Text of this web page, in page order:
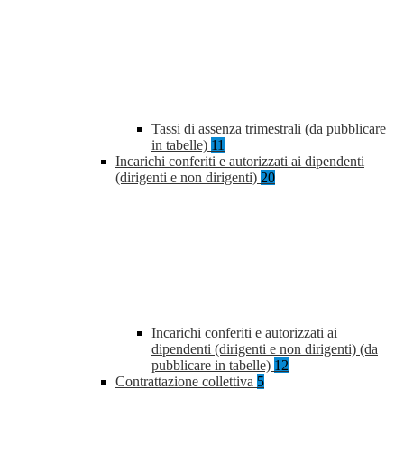
Tassi di assenza trimestrali (da pubblicare
in tabelle) 11
Incarichi conferiti e autorizzati ai dipendenti
(dirigenti e non dirigenti) 20
Incarichi conferiti e autorizzati ai
dipendenti (dirigenti e non dirigenti) (da
pubblicare in tabelle) 12
Contrattazione collettiva 5